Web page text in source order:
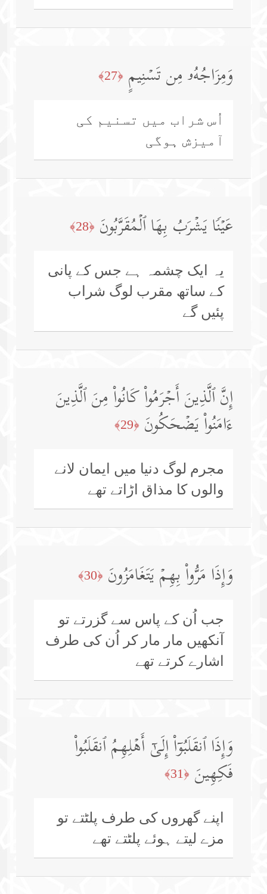
وَمِزَاجُهُۥ مِن تَسۡنِیمٍ ﴿27﴾
اُس شراب میں تسنیم کی
آمیزش ہوگی
عَیۡنࣰا یَشۡرَبُ بِهَا ٱلۡمُقَرَّبُونَ ﴿28﴾
یہ ایک چشمہ ہے جس کے پانی
کے ساتھ مقرب لوگ شراب
پئیں گے
إِنَّ ٱلَّذِینَ أَجۡرَمُوا۟ كَانُوا۟ مِنَ ٱلَّذِینَ
ءَامَنُوا۟ یَضۡحَكُونَ ﴿29﴾
مجرم لوگ دنیا میں ایمان لانے
والوں کا مذاق اڑاتے تھے
وَإِذَا مَرُّوا۟ بِهِمۡ یَتَغَامَزُونَ ﴿30﴾
جب اُن کے پاس سے گزرتے تو
آنکھیں مار مار کر اُن کی طرف
اشارے کرتے تھے
وَإِذَا ٱنقَلَبُوۤا۟ إِلَىٰۤ أَهۡلِهِمُ ٱنقَلَبُوا۟
فَكِهِینَ ﴿31﴾
اپنے گھروں کی طرف پلٹتے تو
مزے لیتے ہوئے پلٹتے تھے